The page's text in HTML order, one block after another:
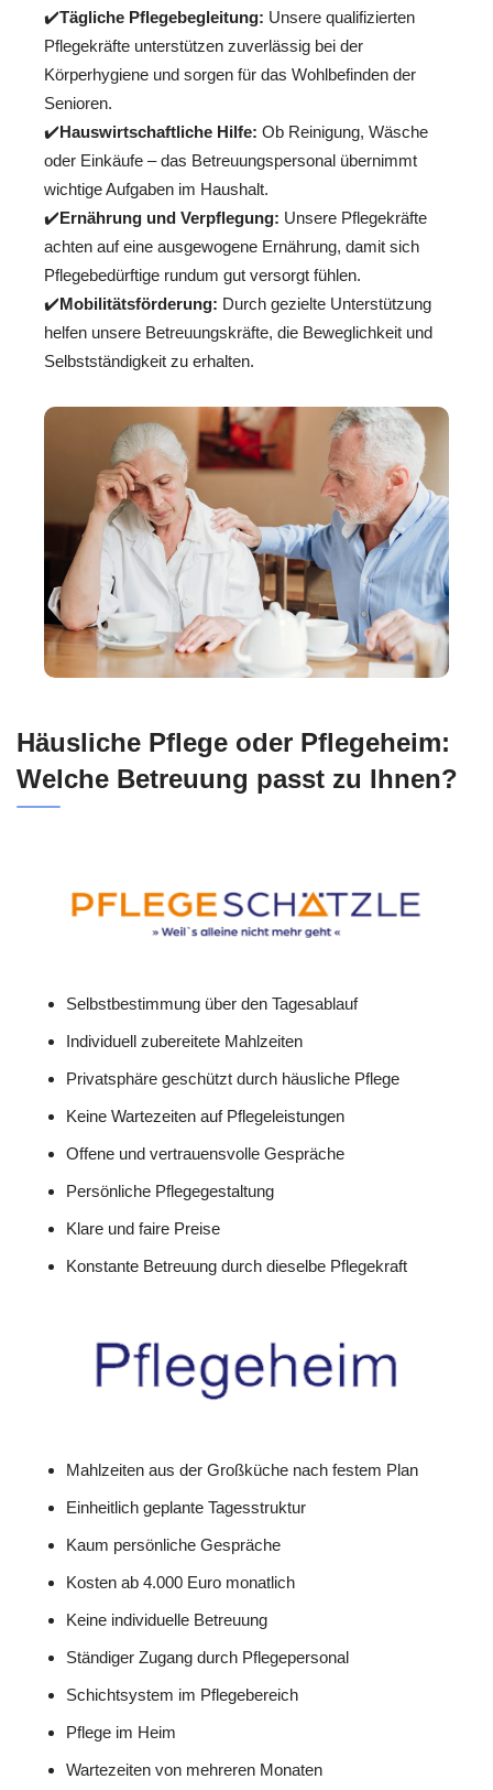
✔️Tägliche Pflegebegleitung: Unsere qualifizierten
Pflegekräfte unterstützen zuverlässig bei der
Körperhygiene und sorgen für das Wohlbefinden der
Senioren.
✔️Hauswirtschaftliche Hilfe: Ob Reinigung, Wäsche
oder Einkäufe – das Betreuungspersonal übernimmt
wichtige Aufgaben im Haushalt.
✔️Ernährung und Verpflegung: Unsere Pflegekräfte
achten auf eine ausgewogene Ernährung, damit sich
Pflegebedürftige rundum gut versorgt fühlen.
✔️Mobilitätsförderung: Durch gezielte Unterstützung
helfen unsere Betreuungskräfte, die Beweglichkeit und
Selbstständigkeit zu erhalten.
Häusliche Pflege oder Pflegeheim:
Welche Betreuung passt zu Ihnen?
Selbstbestimmung über den Tagesablauf
Individuell zubereitete Mahlzeiten
Privatsphäre geschützt durch häusliche Pflege
Keine Wartezeiten auf Pflegeleistungen
Offene und vertrauensvolle Gespräche
Persönliche Pflegegestaltung
Klare und faire Preise
Konstante Betreuung durch dieselbe Pflegekraft
Mahlzeiten aus der Großküche nach festem Plan
Einheitlich geplante Tagesstruktur
Kaum persönliche Gespräche
Kosten ab 4.000 Euro monatlich
Keine individuelle Betreuung
Ständiger Zugang durch Pflegepersonal
Schichtsystem im Pflegebereich
Pflege im Heim
Wartezeiten von mehreren Monaten